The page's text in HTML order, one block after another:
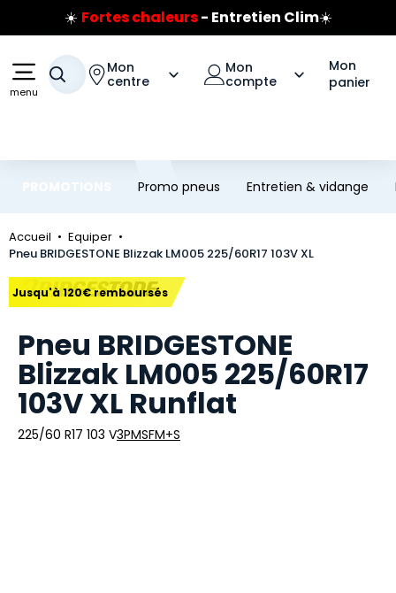
Aller au contenu principal
Aller à la navigation
☀️ Fortes chaleurs- Entretien Clim☀️
Prix coûtant pneus Bridgestone
🔥
Jusqu'à 120€ remboursés
sur les pneus Bridgestone
menu
Votre recherche
Mon
centre
Mon
compte
Mon
panier
Promo pneus Entretien & vidange
Accueil
Equiper
Pneu BRIDGESTONE Blizzak LM005 225/60R17 103V XL
Marque
Pneu BRIDGESTONE
Blizzak LM005 225/60R17
103V XL Runflat
225/60 R17 103 V3PMSFM+S
Jusqu'à 120€ remboursés